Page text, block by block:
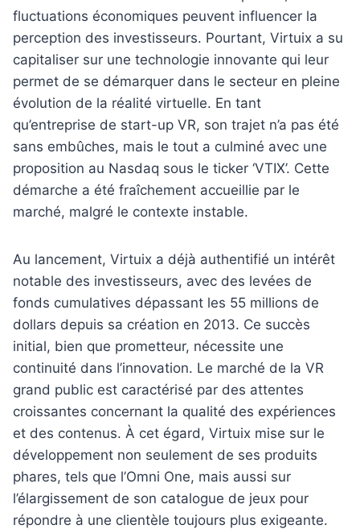
fluctuations économiques peuvent influencer la
perception des investisseurs. Pourtant, Virtuix a su
capitaliser sur une technologie innovante qui leur
permet de se démarquer dans le secteur en pleine
évolution de la réalité virtuelle. En tant
qu’entreprise de start-up VR, son trajet n’a pas été
sans embûches, mais le tout a culminé avec une
proposition au Nasdaq sous le ticker ‘VTIX’. Cette
démarche a été fraîchement accueillie par le
marché, malgré le contexte instable.
Au lancement, Virtuix a déjà authentifié un intérêt
notable des investisseurs, avec des levées de
fonds cumulatives dépassant les 55 millions de
dollars depuis sa création en 2013. Ce succès
initial, bien que prometteur, nécessite une
continuité dans l’innovation. Le marché de la VR
grand public est caractérisé par des attentes
croissantes concernant la qualité des expériences
et des contenus. À cet égard, Virtuix mise sur le
développement non seulement de ses produits
phares, tels que l’Omni One, mais aussi sur
l’élargissement de son catalogue de jeux pour
répondre à une clientèle toujours plus exigeante.